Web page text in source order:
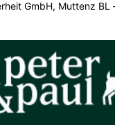
GmbH, Muttenz BL